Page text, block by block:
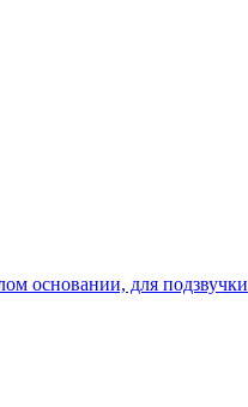
основании, для подзвучки